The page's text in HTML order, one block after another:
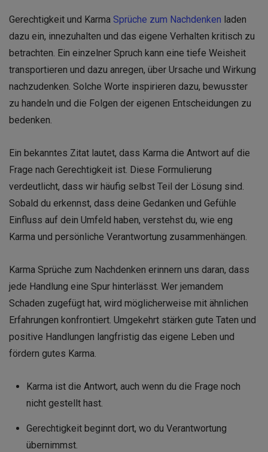
Gerechtigkeit und Karma Sprüche zum Nachdenken laden
dazu ein, innezuhalten und das eigene Verhalten kritisch zu
betrachten. Ein einzelner Spruch kann eine tiefe Weisheit
transportieren und dazu anregen, über Ursache und Wirkung
nachzudenken. Solche Worte inspirieren dazu, bewusster
zu handeln und die Folgen der eigenen Entscheidungen zu
bedenken.
Ein bekanntes Zitat lautet, dass Karma die Antwort auf die
Frage nach Gerechtigkeit ist. Diese Formulierung
verdeutlicht, dass wir häufig selbst Teil der Lösung sind.
Sobald du erkennst, dass deine Gedanken und Gefühle
Einfluss auf dein Umfeld haben, verstehst du, wie eng
Karma und persönliche Verantwortung zusammenhängen.
Karma Sprüche zum Nachdenken erinnern uns daran, dass
jede Handlung eine Spur hinterlässt. Wer jemandem
Schaden zugefügt hat, wird möglicherweise mit ähnlichen
Erfahrungen konfrontiert. Umgekehrt stärken gute Taten und
positive Handlungen langfristig das eigene Leben und
fördern gutes Karma.
Karma ist die Antwort, auch wenn du die Frage noch
nicht gestellt hast.
Gerechtigkeit beginnt dort, wo du Verantwortung
übernimmst.